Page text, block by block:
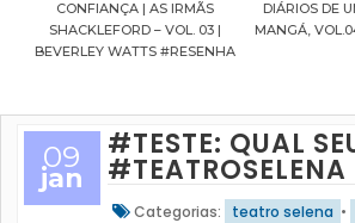
DIÁRIOS DE UMA APOTECÁRIA |
MANGÁ, VOL.04 | NATSU HYUUGA
CAVALEIROS
SEIYA FINAL
09
jan
#TESTE: QUAL
#TEATROSELENA
Categorias: teatro selena •